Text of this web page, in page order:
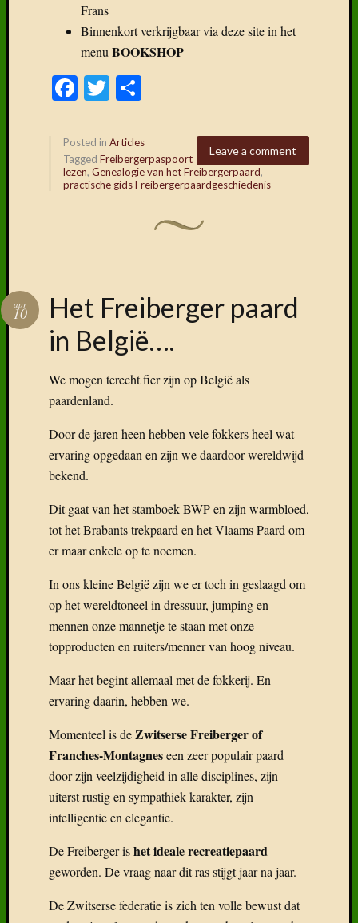
Frans
Binnenkort verkrijgbaar via deze site in het
menu BOOKSHOP
Facebook
Twitter
Leave a comment
Posted in Articles
Tagged Freibergerpaspoort
lezen, Genealogie van het Freibergerpaard,
practische gids Freibergerpaardgeschiedenis
Het Freiberger paard
in België….
apr
10
We mogen terecht fier zijn op België als
paardenland.
Door de jaren heen hebben vele fokkers heel wat
ervaring opgedaan en zijn we daardoor wereldwijd
bekend.
Dit gaat van het stamboek BWP en zijn warmbloed,
tot het Brabants trekpaard en het Vlaams Paard om
er maar enkele op te noemen.
In ons kleine België zijn we er toch in geslaagd om
op het wereldtoneel in dressuur, jumping en
mennen onze mannetje te staan met onze
topproducten en ruiters/menner van hoog niveau.
Maar het begint allemaal met de fokkerij. En
ervaring daarin, hebben we.
Momenteel is deZwitserse Freiberger of
Franches-Montagneseen zeer populair paard
door zijn veelzijdigheid in alle disciplines, zijn
uiterst rustig en sympathiek karakter, zijn
intelligentie en elegantie.
De Freiberger ishet ideale recreatiepaard
geworden. De vraag naar dit ras stijgt jaar na jaar.
De Zwitserse federatie is zich ten volle bewust dat